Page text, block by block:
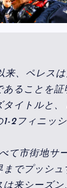
来、ペレス
あることを
タイトルと、
2フィニッ
て市街地サ
までプッシュ
は来シーズン